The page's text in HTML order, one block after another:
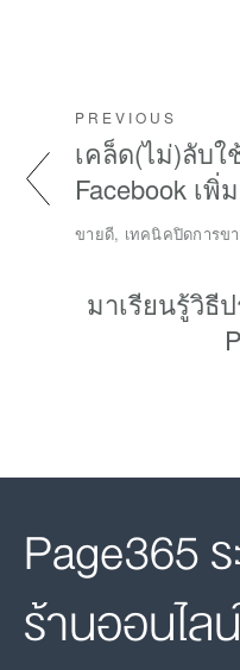
PREVIOUS
เคล็ด(ไม่)ลับ
Facebook เ
ขายดี, เทคนิคปิดการข
มาเรียนรู้วิธี
Page365
ร้านออนไลน์